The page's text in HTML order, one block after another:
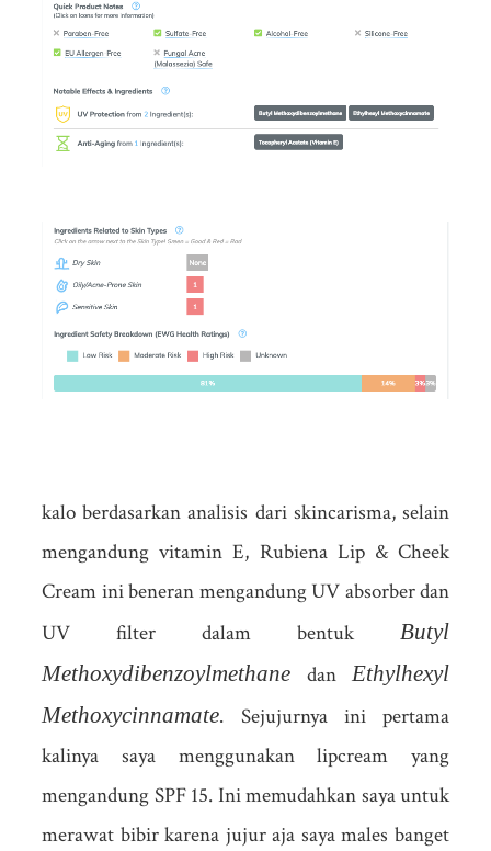
kalo berdasarkan analisis dari skincarisma, selain
mengandung vitamin E, Rubiena Lip & Cheek
Cream ini beneran mengandung UV absorber dan
UV filter dalam bentuk Butyl
Methoxydibenzoylmethane dan Ethylhexyl
Methoxycinnamate. Sejujurnya ini pertama
kalinya saya menggunakan lipcream yang
mengandung SPF 15. Ini memudahkan saya untuk
merawat bibir karena jujur aja saya males banget